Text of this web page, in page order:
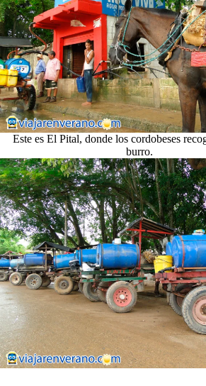
Este es El Pital, donde los cordobeses
burro.